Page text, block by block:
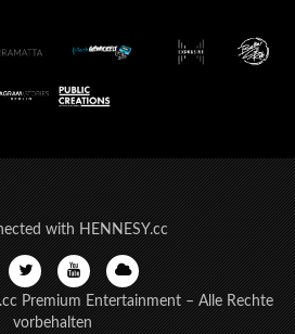
with HENNESY.cc
Premium Entertainment – Alle Rechte
vorbehalten